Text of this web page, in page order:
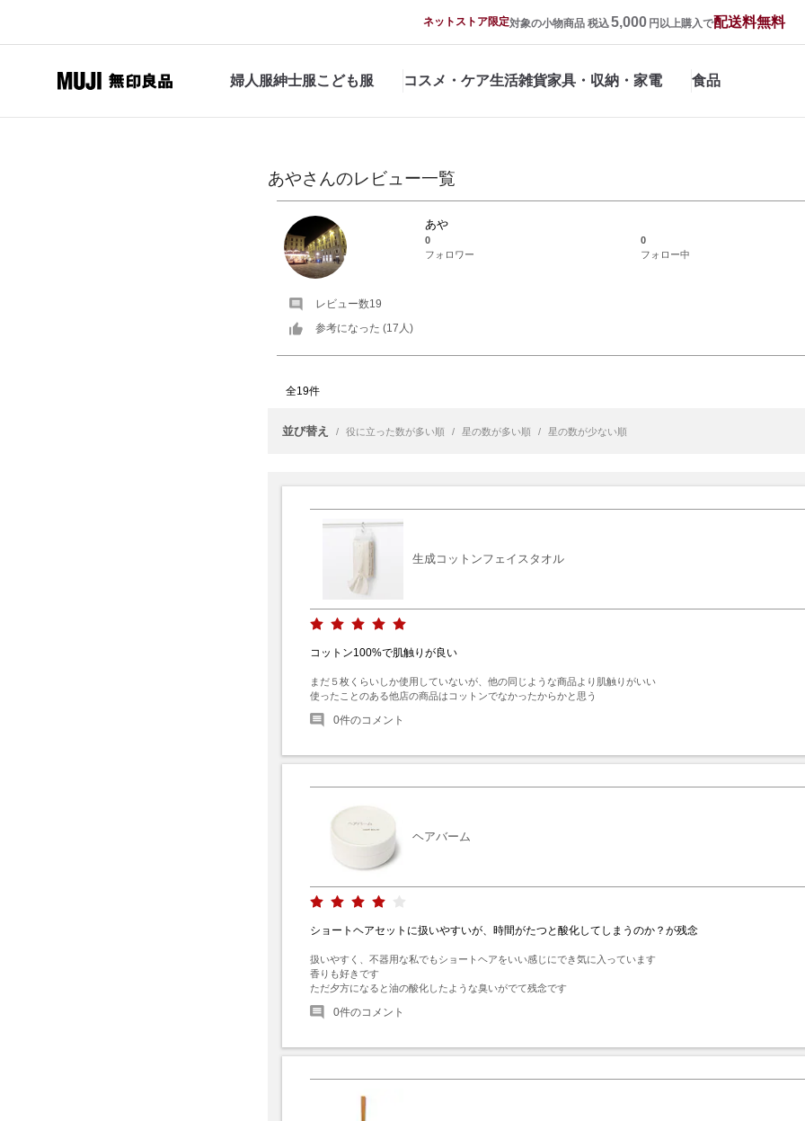
ネットストア限定対象の小物商品 税込5,000 円以上購入で配送料無料
婦人服紳士服こども服 コスメ・ケア生活雑貨家具・収納・家電 食品
あやさんのレビュー一覧
あや
0
0
フォロワー
フォロー中
レビュー数19
参考になった (17 人)
全19件
並び替え / 役に立った数が多い順 / 星の数が多い順 / 星の数が少ない順
生成コットンフェイスタオル
コットン100%で肌触りが良い
まだ５枚くらいしか使用していないが、他の同じような商品より肌触りがいい
使ったことのある他店の商品はコットンでなかったからかと思う
0件のコメント
ヘアバーム
ショートヘアセットに扱いやすいが、時間がたつと酸化してしまうのか？が残念
扱いやすく、不器用な私でもショートヘアをいい感じにでき気に入っています
香りも好きです
ただ夕方になると油の酸化したような臭いがでて残念です
0件のコメント